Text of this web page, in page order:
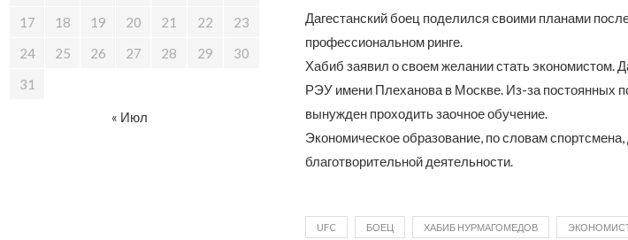
Дагестанский боец поделился своими планами
профессиональном ринге.
Хабиб заявил о своем желании стать экономистом.
РЭУ имени Плеханова в Москве. Из-за постоянных
вынужден проходить заочное обучение.
Экономическое образование, по словам
благотворительной деятельности.
UFC БОЕЦ ХАБИБ НУРМАГОМЕДОВ
17
18 19 20 21 22
23
24
25 26 27 28 29
30
31
« Июл